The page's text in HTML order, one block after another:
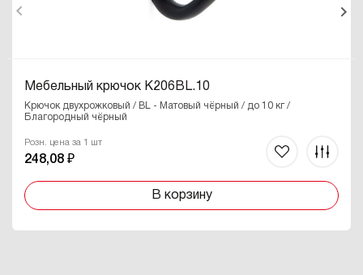
Мебельный крючок K206BL.10
Крючок двухрожковый / BL - Матовый чёрный / до 10 кг /
Благородный чёрный
Розн. цена за 1 шт
248,08 ₽
В корзину